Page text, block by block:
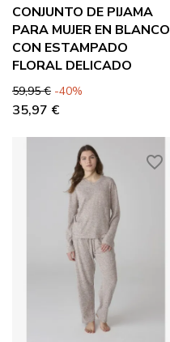
CONJUNTO DE PIJAMA
PARA MUJER EN BLANCO
CON ESTAMPADO
FLORAL DELICADO
Precio base
59,95 € Precio
-40%
35,97 €
favorite_border